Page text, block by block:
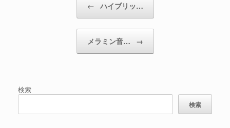
← ハイブリッ…
メラミン音… →
検索
検索